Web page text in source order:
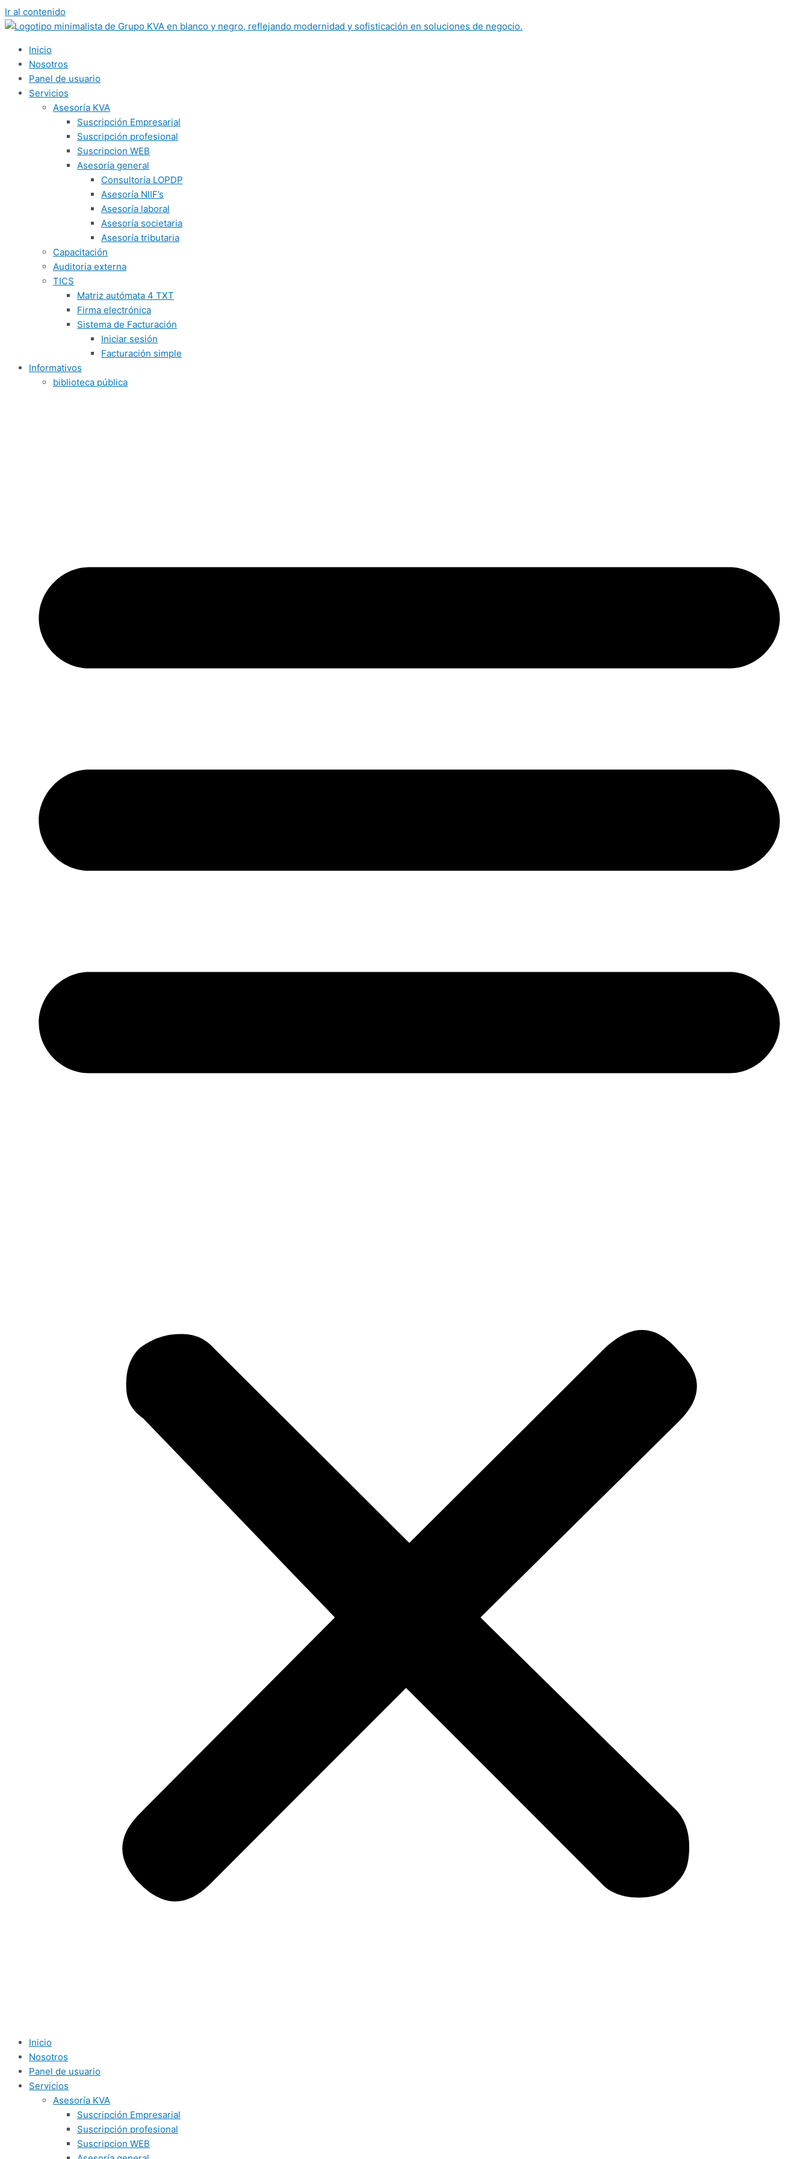
Ir al contenido
Inicio
Nosotros
Panel de usuario
Servicios
Asesoría KVA
Suscripción Empresarial
Suscripción profesional
Suscripcion WEB
Asesoría general
Consultoría LOPDP
Asesoría NIIF’s
Asesoría laboral
Asesoría societaria
Asesoría tributaria
Capacitación
Auditoria externa
TICS
Matriz autómata 4 TXT
Firma electrónica
Sistema de Facturación
Iniciar sesión
Facturación simple
Informativos
biblioteca pública
Inicio
Nosotros
Panel de usuario
Servicios
Asesoría KVA
Suscripción Empresarial
Suscripción profesional
Suscripcion WEB